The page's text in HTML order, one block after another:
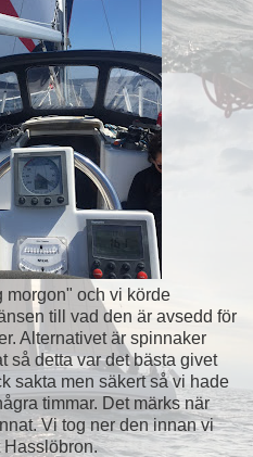
morgon" och vi körde
till vad den är avsedd för
Alternativet är spinnaker
så detta var det bästa givet
sakta men säkert så vi hade
timmar. Det märks när
Vi tog ner den innan vi
Hasslöbron.